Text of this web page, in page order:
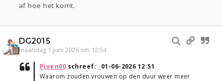
af hoe het komt.
DG2015
maandag 1 juni 2026 om 12:54
Pioen00 schreef: ↑01-06-2026 12:51
Waarom zouden vrouwen op den duur weer meer